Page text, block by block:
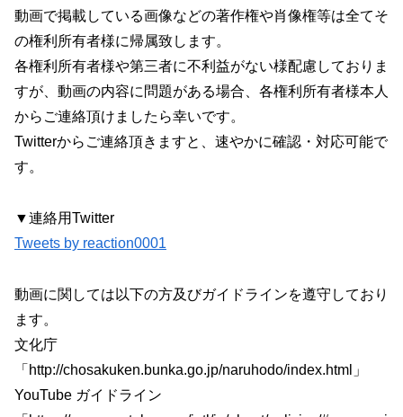
動画で掲載している画像などの著作権や肖像権等は全てそ
の権利所有者様に帰属致します。
各権利所有者様や第三者に不利益がない様配慮しておりま
すが、動画の内容に問題がある場合、各権利所有者様本人
からご連絡頂けましたら幸いです。
Twitterからご連絡頂きますと、速やかに確認・対応可能で
す。
▼連絡用Twitter
Tweets by reaction0001
動画に関しては以下の方及びガイドラインを遵守しており
ます。
文化庁
「http://chosakuken.bunka.go.jp/naruhodo/index.html」
YouTube ガイドライン